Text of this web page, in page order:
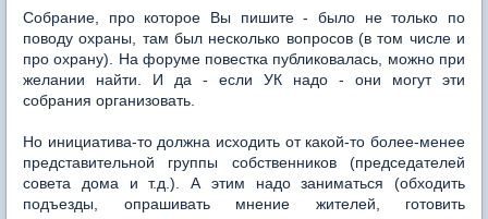
Собрание, про которое Вы пишите - было не только по
поводу охраны, там был несколько вопросов (в том числе и
про охрану). На форуме повестка публиковалась, можно при
желании найти. И да - если УК надо - они могут эти
собрания организовать.
Но инициатива-то должна исходить от какой-то более-менее
представительной группы собственников (председателей
совета дома и т.д.). А этим надо заниматься (обходить
подъезды, опрашивать мнение жителей, готовить